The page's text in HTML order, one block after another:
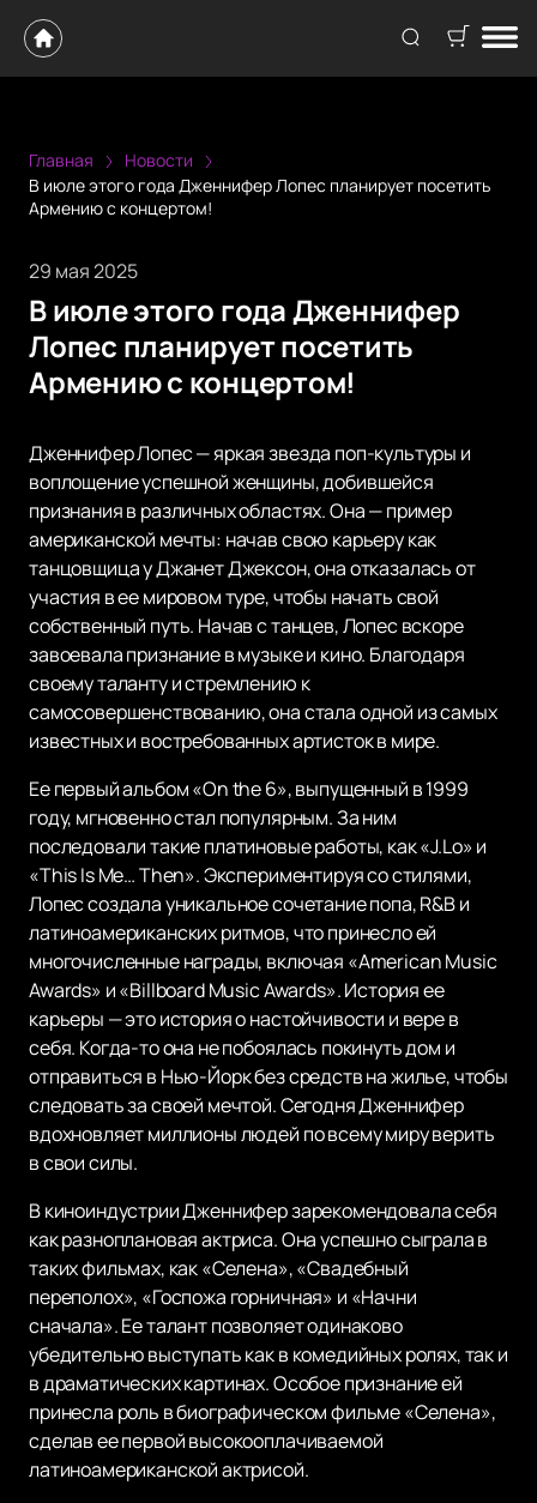
Главная
Новости
В июле этого года Дженнифер Лопес планирует посетить
Армению с концертом!
29 мая 2025
В июле этого года Дженнифер
Лопес планирует посетить
Армению с концертом!
Дженнифер Лопес — яркая звезда поп-культуры и
воплощение успешной женщины, добившейся
признания в различных областях. Она — пример
американской мечты: начав свою карьеру как
танцовщица у Джанет Джексон, она отказалась от
участия в ее мировом туре, чтобы начать свой
собственный путь. Начав с танцев, Лопес вскоре
завоевала признание в музыке и кино. Благодаря
своему таланту и стремлению к
самосовершенствованию, она стала одной из самых
известных и востребованных артисток в мире.
Ее первый альбом «On the 6», выпущенный в 1999
году, мгновенно стал популярным. За ним
последовали такие платиновые работы, как «J.Lo» и
«This Is Me… Then». Экспериментируя со стилями,
Лопес создала уникальное сочетание попа, R&B и
латиноамериканских ритмов, что принесло ей
многочисленные награды, включая «American Music
Awards» и «Billboard Music Awards». История ее
карьеры — это история о настойчивости и вере в
себя. Когда-то она не побоялась покинуть дом и
отправиться в Нью-Йорк без средств на жилье, чтобы
следовать за своей мечтой. Сегодня Дженнифер
вдохновляет миллионы людей по всему миру верить
в свои силы.
В киноиндустрии Дженнифер зарекомендовала себя
как разноплановая актриса. Она успешно сыграла в
таких фильмах, как «Селена», «Свадебный
переполох», «Госпожа горничная» и «Начни
сначала». Ее талант позволяет одинаково
убедительно выступать как в комедийных ролях, так и
в драматических картинах. Особое признание ей
принесла роль в биографическом фильме «Селена»,
сделав ее первой высокооплачиваемой
латиноамериканской актрисой.